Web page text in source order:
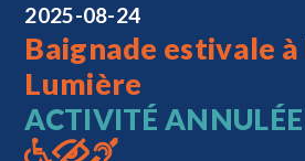
2025-08-24
Baignade estivale à
Lumière
ACTIVITÉ ANNULÉE